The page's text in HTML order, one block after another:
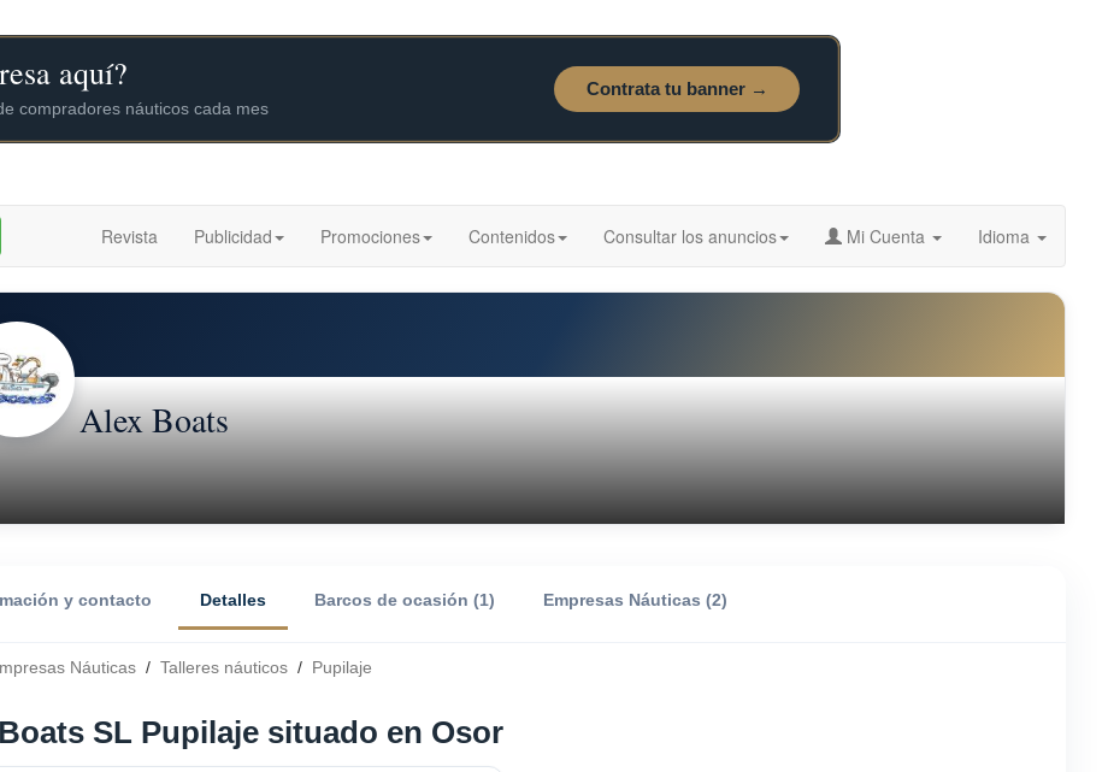
Revista Publicidad Promociones Contenidos Consultar los anuncios Mi Cuenta Idioma
Alex Boats
y contacto Detalles Barcos de ocasión (1) Empresas Náuticas (2)
Náuticas / Talleres náuticos / Pupilaje
SL Pupilaje situado en Osor